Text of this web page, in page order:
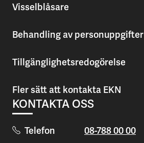
Visselblåsare
Behandling av personuppgifter
Tillgänglighetsredogörelse
Fler sätt att kontakta EKN
KONTAKTA OSS
Telefon 08-788 00 00